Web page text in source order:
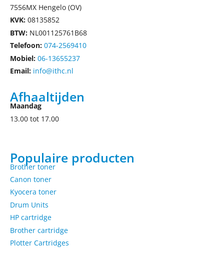
7556MX Hengelo (OV)
KVK: 08135852
BTW: NL001125761B68
Telefoon: 074-2569410
Mobiel: 06-13655237
Email: info@ithc.nl
Afhaaltijden
Maandag
13.00 tot 17.00
Populaire producten
Brother toner
Canon toner
Kyocera toner
Drum Units
HP cartridge
Brother cartridge
Plotter Cartridges